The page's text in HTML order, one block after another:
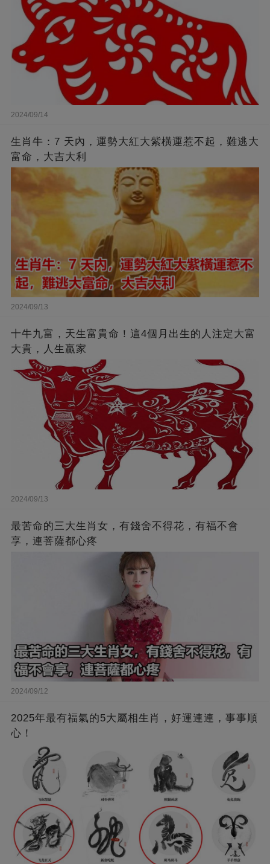
2024/09/14
生肖牛：7 天內，運勢大紅大紫橫運惹不起，難逃大
富命，大吉大利
2024/09/13
十牛九富，天生富貴命！這4個月出生的人注定大富
大貴，人生贏家
2024/09/13
最苦命的三大生肖女，有錢舍不得花，有福不會
享，連菩薩都心疼
2024/09/12
2025年最有福氣的5大屬相生肖，好運連連，事事順
心！